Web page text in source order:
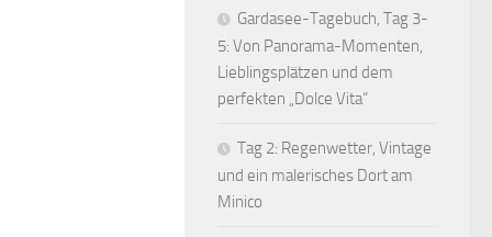
Gardasee-Tagebuch, Tag 3-
5: Von Panorama-Momenten,
Lieblingsplätzen und dem
perfekten „Dolce Vita“
Tag 2: Regenwetter, Vintage
und ein malerisches Dort am
Minico